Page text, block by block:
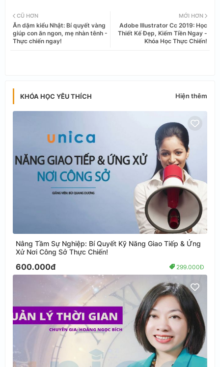
tter ats
MỚI HƠN
Adobe Illustrator Cc 2019: Học
Thiết Kế Đẹp, Kiếm Tiền Ngay -
Khóa Học Thực Chiến!
CŨ HƠN
Ăn dặm kiểu Nhật: Bí quyết vàng
giúp con ăn ngon, mẹ nhàn tênh -
Thực chiến ngay!
KHÓA HỌC YÊU THÍCH Hiện thêm
Nâng Tầm Sự Nghiệp: Bí Quyết Kỹ Năng Giao Tiếp & Ứng
Xử Nơi Công Sở Thực Chiến!
600.000đ 299.000Đ